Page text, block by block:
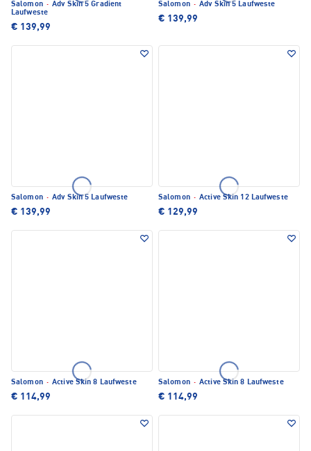
Salomon · Adv Skin 5 Gradient
Laufweste
€ 139,99
Salomon · Adv Skin 5 Laufweste
€ 139,99
Salomon · Adv Skin 5 Laufweste
€ 139,99
Salomon · Active Skin 12 Laufweste
€ 129,99
Salomon · Active Skin 8 Laufweste
€ 114,99
Salomon · Active Skin 8 Laufweste
€ 114,99